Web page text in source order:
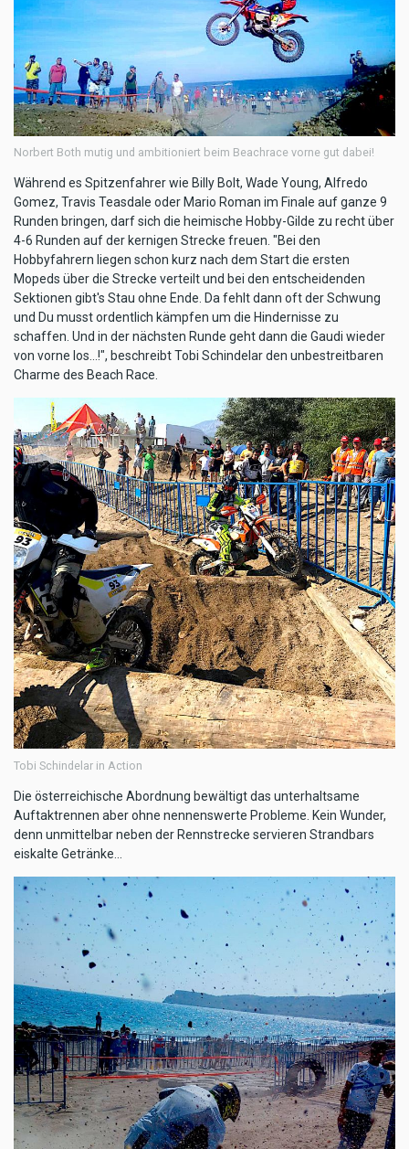
Norbert Both mutig und ambitioniert beim Beachrace vorne gut dabei!
Während es Spitzenfahrer wie Billy Bolt, Wade Young, Alfredo
Gomez, Travis Teasdale oder Mario Roman im Finale auf ganze 9
Runden bringen, darf sich die heimische Hobby-Gilde zu recht über
4-6 Runden auf der kernigen Strecke freuen. "Bei den
Hobbyfahrern liegen schon kurz nach dem Start die ersten
Mopeds über die Strecke verteilt und bei den entscheidenden
Sektionen gibt's Stau ohne Ende. Da fehlt dann oft der Schwung
und Du musst ordentlich kämpfen um die Hindernisse zu
schaffen. Und in der nächsten Runde geht dann die Gaudi wieder
von vorne los...!", beschreibt Tobi Schindelar den unbestreitbaren
Charme des Beach Race.
Tobi Schindelar in Action
Die österreichische Abordnung bewältigt das unterhaltsame
Auftaktrennen aber ohne nennenswerte Probleme. Kein Wunder,
denn unmittelbar neben der Rennstrecke servieren Strandbars
eiskalte Getränke...